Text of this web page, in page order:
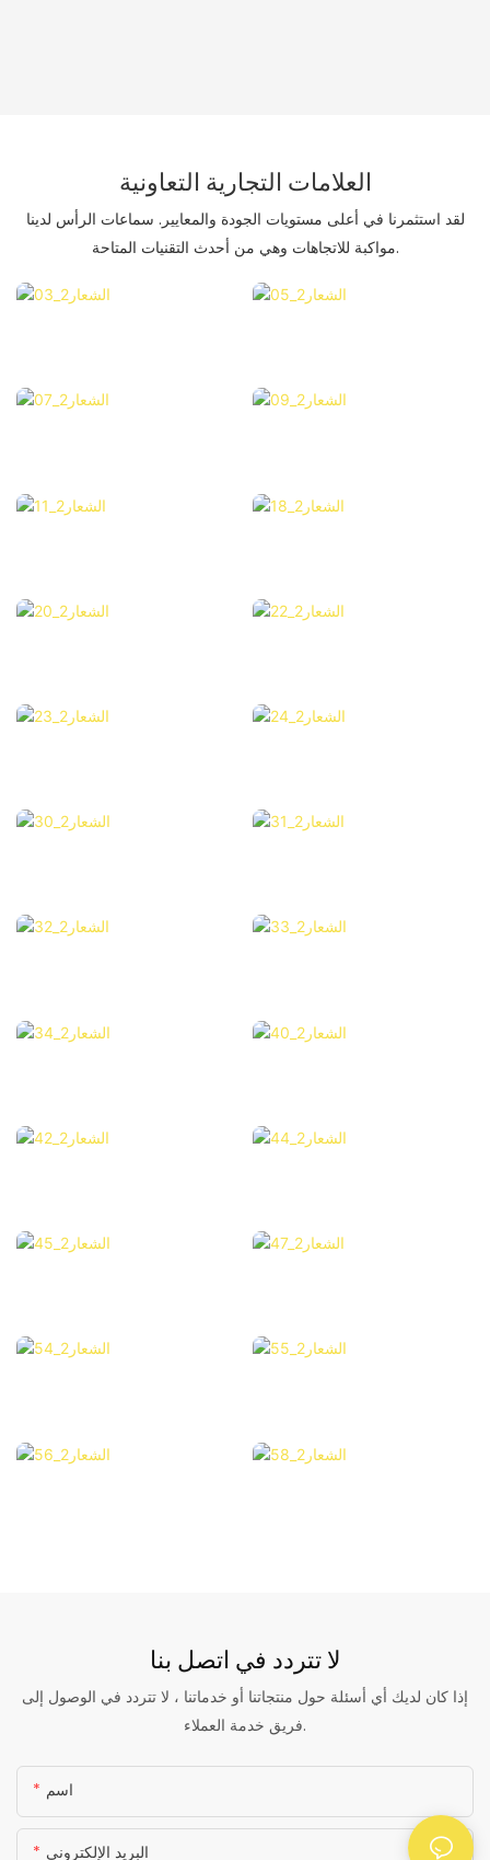
العلامات التجارية التعاونية
لقد استثمرنا في أعلى مستويات الجودة والمعايير. سماعات الرأس لدينا
مواكبة للاتجاهات وهي من أحدث التقنيات المتاحة.
لا تتردد في اتصل بنا
إذا كان لديك أي أسئلة حول منتجاتنا أو خدماتنا ، لا تتردد في الوصول إلى
فريق خدمة العملاء.
اسم
البريد الإلكتروني